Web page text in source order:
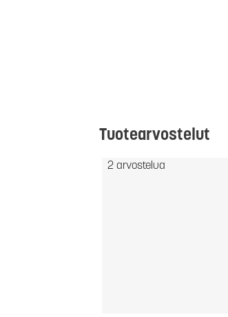
Tuotearvostelut
2 arvostelua